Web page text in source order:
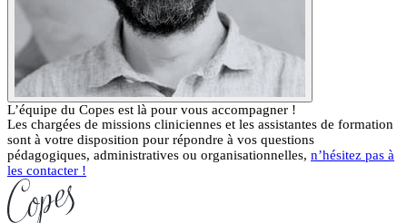
L’équipe du Copes est là pour vous accompagner !
Les chargées de missions cliniciennes et les assistantes de formation
sont à votre disposition pour répondre à vos questions
pédagogiques, administratives ou organisationnelles, n’hésitez pas à
les contacter !